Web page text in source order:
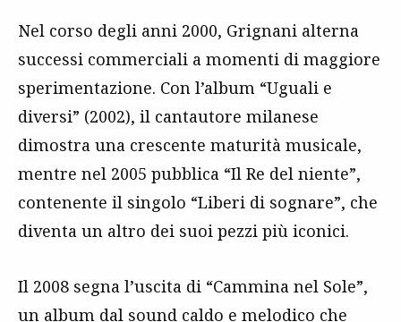
Nel corso degli anni 2000, Grignani alterna
successi commerciali a momenti di maggiore
sperimentazione. Con l’album “Uguali e
diversi” (2002), il cantautore milanese
dimostra una crescente maturità musicale,
mentre nel 2005 pubblica “Il Re del niente”,
contenente il singolo “Liberi di sognare”, che
diventa un altro dei suoi pezzi più iconici.
Il 2008 segna l’uscita di “Cammina nel Sole”,
un album dal sound caldo e melodico che